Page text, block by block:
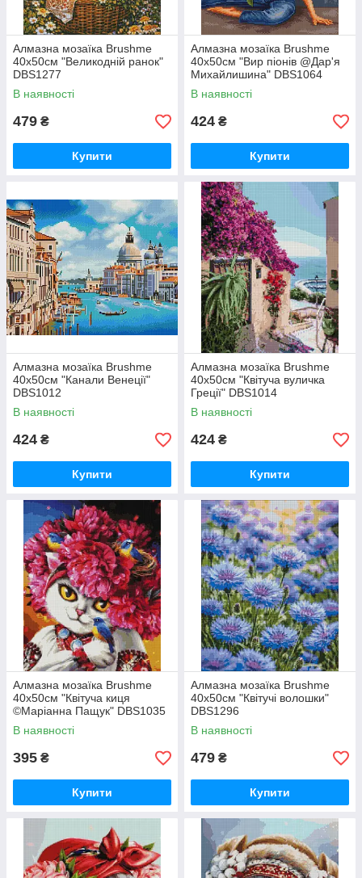
Алмазна мозаїка Brushme
40x50см "Великодній ранок"
DBS1277
В наявності
479 ₴
Купити
Алмазна мозаїка Brushme
40x50см "Вир піонів @Дар'я
Михайлишина" DBS1064
В наявності
424 ₴
Купити
Алмазна мозаїка Brushme
40x50см "Канали Венеції"
DBS1012
В наявності
424 ₴
Купити
Алмазна мозаїка Brushme
40x50см "Квітуча вуличка
Греції" DBS1014
В наявності
424 ₴
Купити
Алмазна мозаїка Brushme
40x50см "Квітуча киця
©Маріанна Пащук" DBS1035
В наявності
395 ₴
Купити
Алмазна мозаїка Brushme
40x50см "Квітучі волошки"
DBS1296
В наявності
479 ₴
Купити